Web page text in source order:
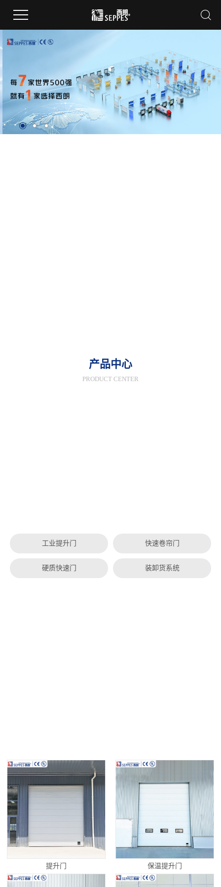
产品中心
PRODUCT CENTER
工业提升门 快速卷帘门
硬质快速门 装卸货系统
提升门 保温提升门